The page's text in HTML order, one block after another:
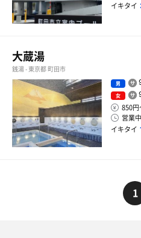
イキタイ
大蔵湯
銭湯 - 東京都 町田市
男
女
850円
営業
イキタイ
1